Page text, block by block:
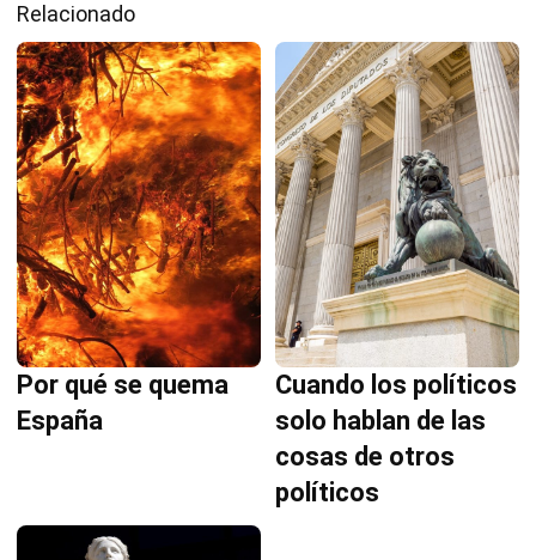
Relacionado
Por qué se quema
España
Cuando los políticos
solo hablan de las
cosas de otros
políticos